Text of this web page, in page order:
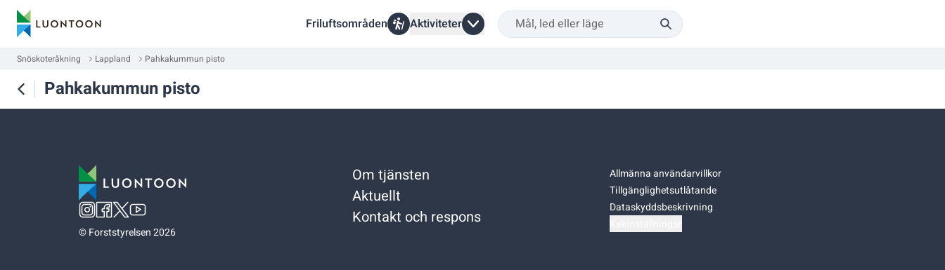
Friluftsområden Aktiviteter
Snöskoteråkning Lappland Pahkakummun pisto
Pahkakummun pisto
©Forststyrelsen 2026
Om tjänsten
Aktuellt
Kontakt och respons
Allmänna användarvillkor
Tillgänglighetsutlåtande
Dataskyddsbeskrivning